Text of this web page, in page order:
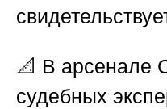
📐 В арсенале
судебных